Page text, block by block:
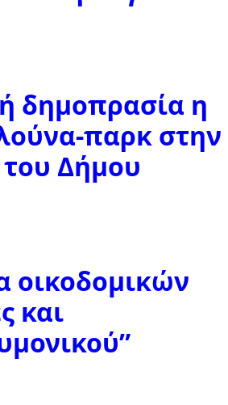
δημοπρασία η
παρκ στην
Δήμου
οικοδομικών
και